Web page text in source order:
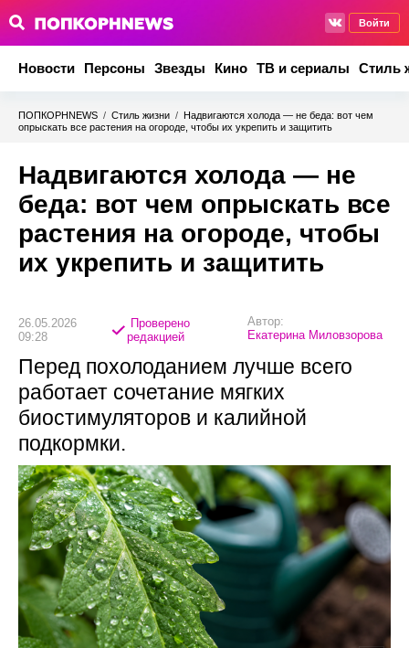
Войти
Новости Персоны Звезды Кино ТВ и сериалы Стиль
ПОПКОРНNEWS / Стиль жизни / Надвигаются холода — не беда: вот чем
опрыскать все растения на огороде, чтобы их укрепить и защитить
Надвигаются холода — не
беда: вот чем опрыскать все
растения на огороде, чтобы
их укрепить и защитить
26.05.2026
09:28
Проверено
редакцией
Автор:
Екатерина Миловзорова
Перед похолоданием лучше всего
работает сочетание мягких
биостимуляторов и калийной
подкормки.